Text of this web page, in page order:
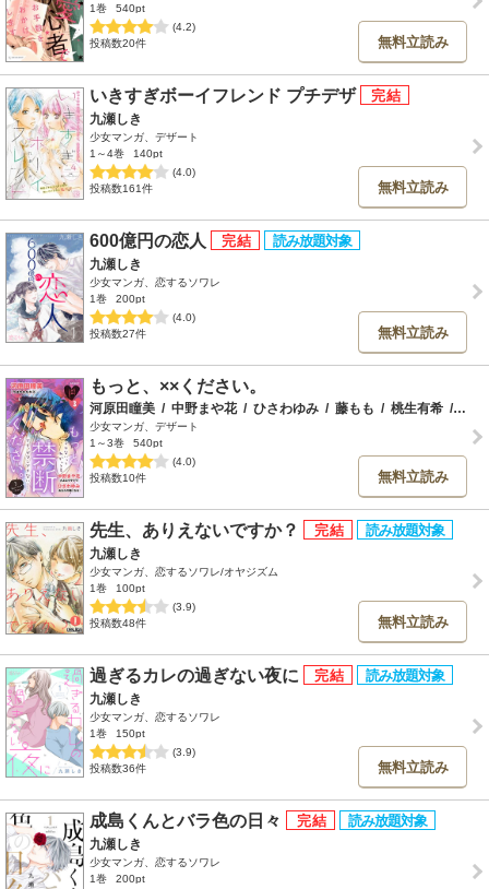
1巻
540pt
(4.2)
投稿数20件
無料立読み
いきすぎボーイフレンド プチデザ
九瀬しき
少女マンガ、デザート
1～4巻
140pt
(4.0)
投稿数161件
無料立読み
600億円の恋人
九瀬しき
少女マンガ、恋するソワレ
1巻
200pt
(4.0)
投稿数27件
無料立読み
もっと、××ください。
河原田瞳美 / 中野まや花 / ひさわゆみ / 藤もも / 桃生有希 / 藤
少女マンガ、デザート
1～3巻
540pt
(4.0)
投稿数10件
無料立読み
先生、ありえないですか？
九瀬しき
少女マンガ、恋するソワレ/オヤジズム
1巻
100pt
(3.9)
投稿数48件
無料立読み
過ぎるカレの過ぎない夜に
九瀬しき
少女マンガ、恋するソワレ
1巻
150pt
(3.9)
投稿数36件
無料立読み
成島くんとバラ色の日々
九瀬しき
少女マンガ、恋するソワレ
1巻
200pt